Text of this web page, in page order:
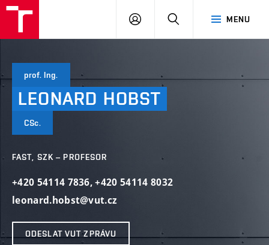
MENU
PŘIHLÁSIT
prof. Ing.
LEONARD HOBST
CSc.
FAST, SZK – PROFESOR
+420 54114 7836,+420 54114 8032
leonard.hobst@vut.cz
ODESLAT VUT ZPRÁVU